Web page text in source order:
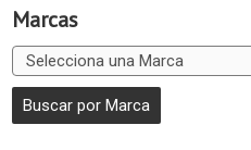
Marcas